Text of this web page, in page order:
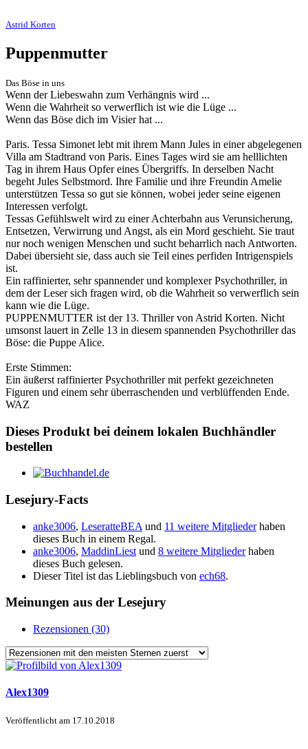
Astrid Korten
Puppenmutter
Das Böse in uns
Wenn der Liebeswahn zum Verhängnis wird ...
Wenn die Wahrheit so verwerflich ist wie die Lüge ...
Wenn das Böse dich im Visier hat ...
Paris. Tessa Simonet lebt mit ihrem Mann Jules in einer abgelegenen
Villa am Stadtrand von Paris. Eines Tages wird sie am helllichten
Tag in ihrem Haus Opfer eines Übergriffs. In derselben Nacht
begeht Jules Selbstmord. Ihre Familie und ihre Freundin Amelie
unterstützen Tessa so gut sie können, wobei jeder seine eigenen
Interessen verfolgt.
Tessas Gefühlswelt wird zu einer Achterbahn aus Verunsicherung,
Entsetzen, Verwirrung und Angst, als ein Mord geschieht. Sie traut
nur noch wenigen Menschen und sucht beharrlich nach Antworten.
Dabei übersieht sie, dass auch sie Teil eines perfiden Intrigenspiels
ist.
Ein raffinierter, sehr spannender und komplexer Psychothriller, in
dem der Leser sich fragen wird, ob die Wahrheit so verwerflich sein
kann wie die Lüge.
PUPPENMUTTER ist der 13. Thriller von Astrid Korten. Nicht
umsonst lauert in Zelle 13 in diesem spannenden Psychothriller das
Böse: die Puppe Alice.
Erste Stimmen:
Ein äußerst raffinierter Psychothriller mit perfekt gezeichneten
Figuren und einem sehr überraschenden und verblüffenden Ende.
WAZ
Dieses Produkt bei deinem lokalen Buchhändler
bestellen
Lesejury-Facts
anke3006, LeseratteBEA und 11 weitere Mitgliederhaben
dieses Buch in einem Regal.
anke3006, MaddinLiest und 8 weitere Mitgliederhaben
dieses Buch gelesen.
Dieser Titel ist das Lieblingsbuch von ech68.
Meinungen aus der Lesejury
Rezensionen (30)
Alex1309
Veröffentlicht am 17.10.2018